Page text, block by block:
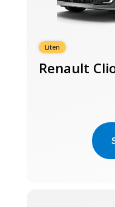
Liten
Renault